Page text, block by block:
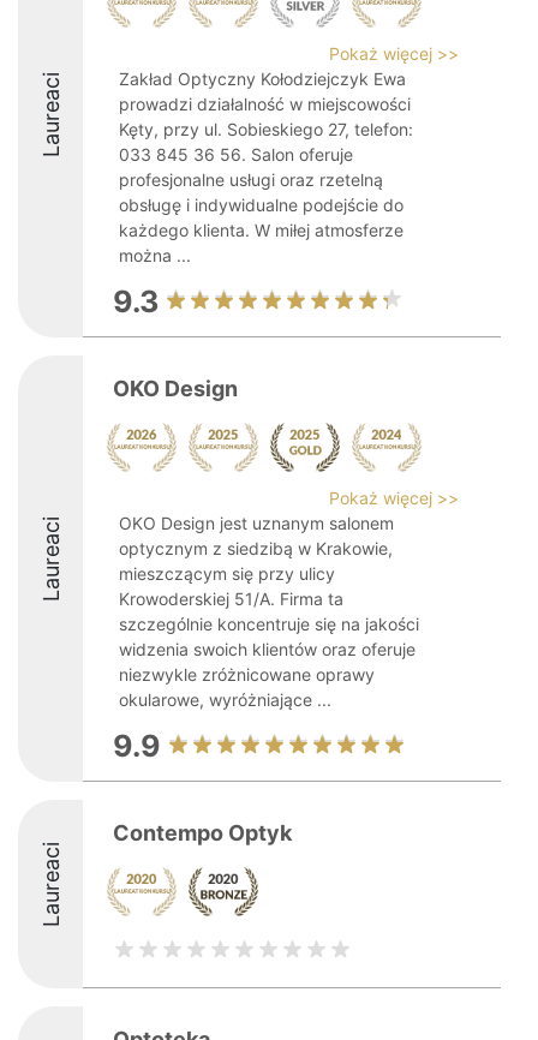
Laureaci
Pokaż więcej >>
Zakład Optyczny Kołodziejczyk Ewa
prowadzi działalność w miejscowości
Kęty, przy ul. Sobieskiego 27, telefon:
033 845 36 56. Salon oferuje
profesjonalne usługi oraz rzetelną
obsługę i indywidualne podejście do
każdego klienta. W miłej atmosferze
można ...
9.3
Laureaci
OKO Design
Pokaż więcej >>
OKO Design jest uznanym salonem
optycznym z siedzibą w Krakowie,
mieszczącym się przy ulicy
Krowoderskiej 51/A. Firma ta
szczególnie koncentruje się na jakości
widzenia swoich klientów oraz oferuje
niezwykle zróżnicowane oprawy
okularowe, wyróżniające ...
9.9
Laureaci
Contempo Optyk